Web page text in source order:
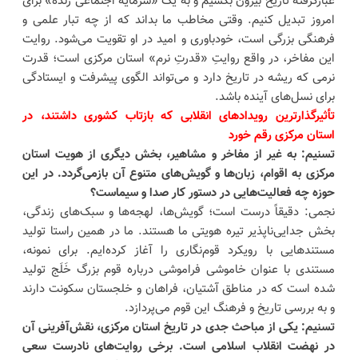
امروز تبدیل کنیم. وقتی مخاطب ما بداند که از چه تبار علمی و
فرهنگی بزرگی است، خودباوری و امید در او تقویت می‌شود. روایت
این مفاخر، در واقع روایتِ «قدرتِ نرم» استان مرکزی است؛ قدرت
نرمی که ریشه در تاریخ دارد و می‌تواند الگوی پیشرفت و ایستادگی
برای نسل‌های آینده باشد.
تأثیرگذارترین رویدادهای انقلابی که بازتاب کشوری داشتند، در
استان مرکزی رقم خورد
تسنیم: به غیر از مفاخر و مشاهیر، بخش دیگری از هویت استان
مرکزی به اقوام، زبان‌ها و گویش‌های متنوع آن بازمی‌گردد. در این
حوزه چه فعالیت‌هایی در دستور کار صدا و سیماست؟
نجمی: دقیقاً درست است؛ گویش‌ها، لهجه‌ها و سبک‌های زندگی،
بخش جدایی‌ناپذیر تیره هویتی ما هستند. ما در همین راستا تولید
مستندهایی با رویکرد قوم‌نگاری را آغاز کرده‌ایم. برای نمونه،
مستندی با عنوان خاموشی فراموشی درباره قوم بزرگ خَلَج تولید
شده است که در مناطق آشتیان، فراهان و خلجستان سکونت دارند
و به بررسی تاریخ و فرهنگ این قوم می‌پردازد.
تسنیم: یکی از مباحث جدی در تاریخ استان مرکزی، نقش‌آفرینی آن
در نهضت انقلاب اسلامی است. برخی روایت‌های نادرست سعی